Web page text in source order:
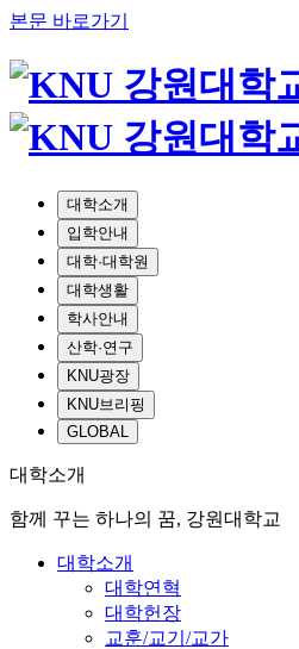
본문 바로가기
대학소개
입학안내
대학·대학원
대학생활
학사안내
산학·연구
KNU광장
KNU브리핑
GLOBAL
대학소개
함께 꾸는 하나의 꿈, 강원대학교
대학소개
대학연혁
대학헌장
교훈/교기/교가